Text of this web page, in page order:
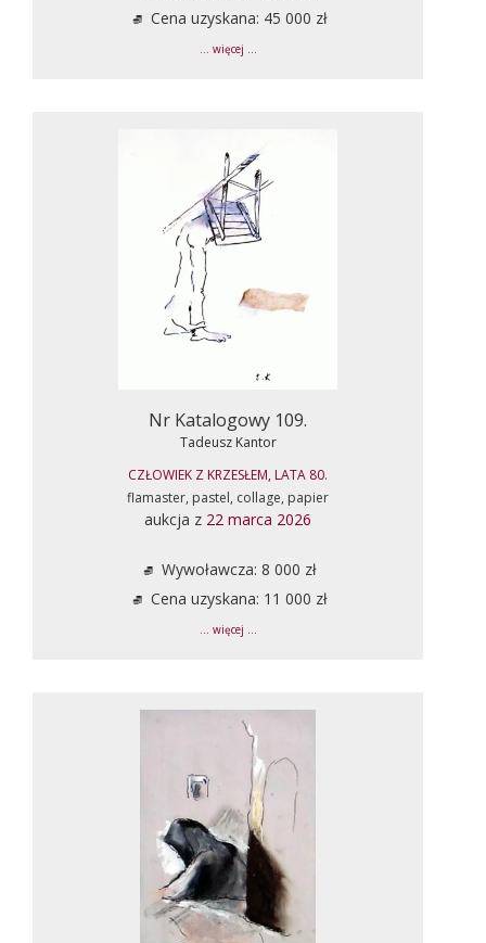
Cena uzyskana: 45 000 zł
... więcej ...
Nr Katalogowy 109.
Tadeusz Kantor
CZŁOWIEK Z KRZESŁEM, LATA 80.
flamaster, pastel, collage, papier
aukcja z 22 marca 2026
Wywoławcza: 8 000 zł
Cena uzyskana: 11 000 zł
... więcej ...